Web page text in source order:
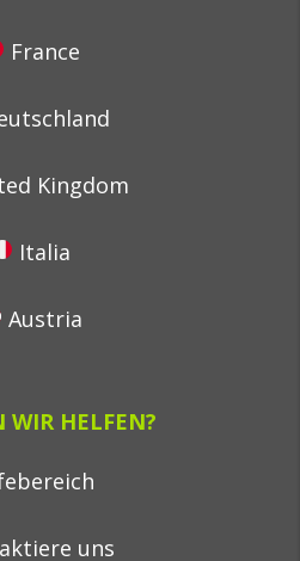
France
Kingdom
Italia
Austria
WIR HELFEN?
uns